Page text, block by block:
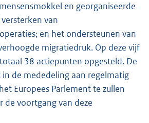
en georganiseerde
van
en het ondersteunen van
migratiedruk. Op deze vijf
38 actiepunten opgesteld. De
in de mededeling aan regelmatig
Europees Parlement te zullen
de voortgang van deze